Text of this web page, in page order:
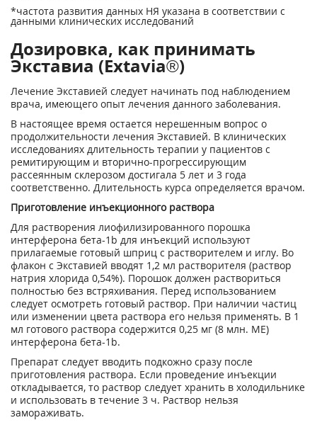
*частота развития данных НЯ указана в соответствии с
данными клинических исследований
Дозировка, как принимать
Экставиа (Extavia®)
Лечение Экставией следует начинать под наблюдением
врача, имеющего опыт лечения данного заболевания.
В настоящее время остается нерешенным вопрос о
продолжительности лечения Экставией. В клинических
исследованиях длительность терапии у пациентов с
ремитирующим и вторично-прогрессирующим
рассеянным склерозом достигала 5 лет и 3 года
соответственно. Длительность курса определяется врачом.
Приготовление инъекционного раствора
Для растворения лиофилизированного порошка
интерферона бета-1b для инъекций используют
прилагаемые готовый шприц с растворителем и иглу. Во
флакон с Экставией вводят 1,2 мл растворителя (раствор
натрия хлорида 0,54%). Порошок должен раствориться
полностью без встряхивания. Перед использованием
следует осмотреть готовый раствор. При наличии частиц
или изменении цвета раствора его нельзя применять. В 1
мл готового раствора содержится 0,25 мг (8 млн. МЕ)
интерферона бета-1b.
Препарат следует вводить подкожно сразу после
приготовления раствора. Если проведение инъекции
откладывается, то раствор следует хранить в холодильнике
и использовать в течение 3 ч. Раствор нельзя
замораживать.